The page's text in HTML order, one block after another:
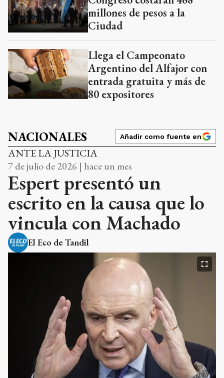
millones de pesos a la
Ciudad
Llega el Campeonato
Argentino del Alfajor con
entrada gratuita y más de
80 expositores
NACIONALES Añadir como fuente en
ANTE LA JUSTICIA
7 de julio de 2026 | hace un mes
Espert presentó un
escrito en la causa que lo
vincula con Machado
El Eco de Tandil